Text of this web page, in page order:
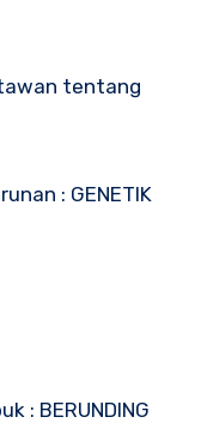
tentang
: GENETIK
: BERUNDING